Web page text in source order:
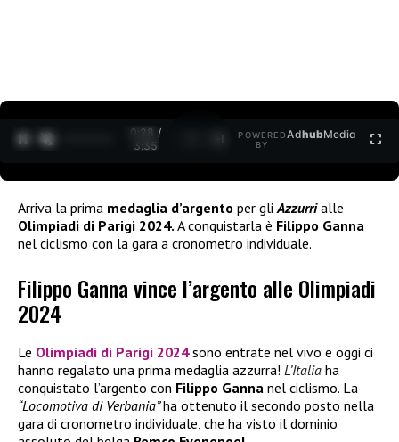
0:30 /
3:35
POWERED
BY
AdhubMedia
Arriva la prima medaglia d’argento per gli Azzurrialle
Olimpiadi di Parigi 2024. A conquistarla è Filippo Ganna
nel ciclismo con la gara a cronometro individuale.
Filippo Ganna vince l’argento alle Olimpiadi
2024
Le Olimpiadi di Parigi 2024sono entrate nel vivo e oggi ci
hanno regalato una prima medaglia azzurra! L’Italia ha
conquistato l’argento con Filippo Ganna nel ciclismo. La
“Locomotiva di Verbania”ha ottenuto il secondo posto nella
gara di cronometro individuale, che ha visto il dominio